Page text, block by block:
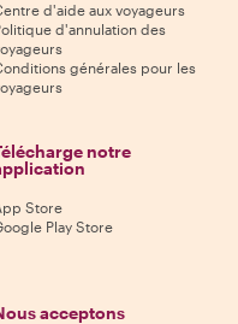
d'aide aux voyageurs
d'annulation des
générales pour les
notre
Store
Play Store
acceptons